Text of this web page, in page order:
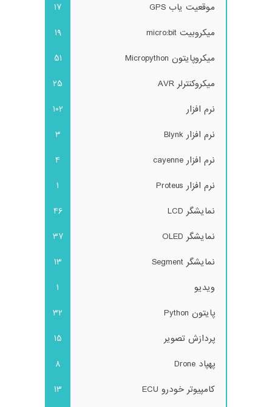
موقعیت یاب GPS
17
میکروبیت micro:bit
19
میکروپایتون Micropython
51
میکروکنترلر AVR
25
نرم افزار
102
نرم افزار Blynk
3
نرم افزار cayenne
4
نرم افزار Proteus
1
نمایشگر LCD
46
نمایشگر OLED
37
نمایشگر Segment
13
ویدیو
1
پایتون Python
32
پردازش تصویر
15
پهپاد Drone
8
کامپیوتر خودرو ECU
13